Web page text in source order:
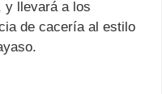
y llevará a los
de cacería al estilo